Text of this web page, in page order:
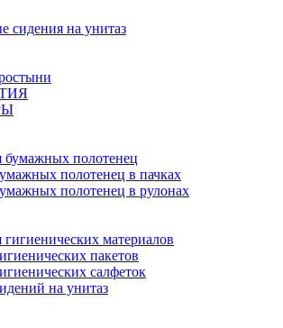
сидения на унитаз
бумажных полотенец
полотенец в пачках
полотенец в рулонах
материалов
пакетов
салфеток
на унитаз